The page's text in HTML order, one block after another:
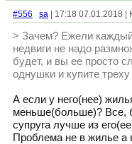
#556 sa | 17:18 07.01.2018 |
> Зачем? Ежели каждый
недвиги не надо
будет, и вы ее просто
однушки и купите
А если у него(нее)
меньше(больше)? Все,
супруга лучше из
Проблема не в жилье а